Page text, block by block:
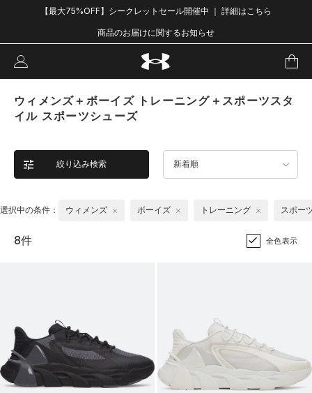
【最大75%OFF】シークレットセール開催中 ｜ 詳細はこちら
商品のお届けに関するお知らせ
ウィメンズ＋ボーイズ トレーニング＋スポーツスタ
イル スポーツシューズ
絞り込み検索 新着順
選択中の条件： ウィメンズ ボーイズ トレーニング スポー
8件 全色表示